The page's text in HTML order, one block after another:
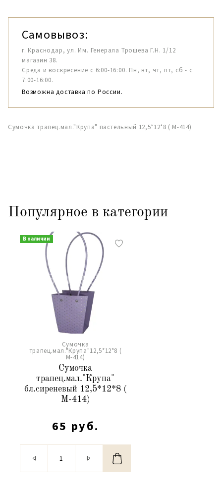
Самовывоз:
г. Краснодар, ул. Им. Генерала Трошева Г.Н. 1/12
магазин 38.
Среда и воскресение с 6:00-16:00. Пн, вт, чт, пт, сб - с
7:00-16:00.
Возможна доставка по России.
Сумочка трапец.мал."Крупа" пастельный 12,5*12*8 ( М-414)
Популярное в категории
В наличии
Сумочка
трапец.мал."Крупа"12,5*12*8 (
М-414)
Сумочка
трапец.мал."Крупа"
бл.сиреневый 12,5*12*8 (
М-414)
65 руб.